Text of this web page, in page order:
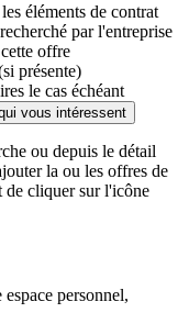
éléments de contrat
par l'entreprise
offre
présente)
le cas échéant
vous intéressent
ou depuis le détail
la ou les offres de
cliquer sur l'icône
personnel,